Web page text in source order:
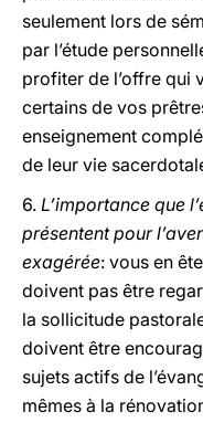
seulement lors de
par l’étude
profiter de l’offre qui
certains de vos
enseignement
de leur vie
6. L’importance que
présentent pour
exagérée: vous en
doivent pas être
la sollicitude
doivent être
sujets actifs de
mêmes à la